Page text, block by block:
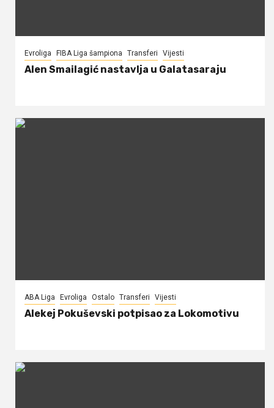
Evroliga FIBA Liga šampiona Transferi Vijesti
Alen Smailagić nastavlja u Galatasaraju
ABA Liga Evroliga Ostalo Transferi Vijesti
Alekej Pokuševski potpisao za Lokomotivu